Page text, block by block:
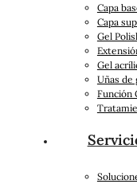
Capa
Capa
Gel
Gel
Uñas de
Función